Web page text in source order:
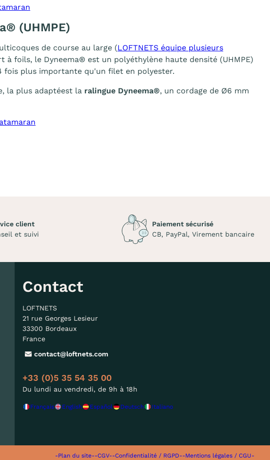
(UHMPE)
de course au large (LOFTNETS équipe plusieurs
à foils, le Dyneema® est un polyéthylène haute densité (UHMPE)
fois plus importante qu'un filet en polyester.
la plus adaptéest la ralingue Dyneema®, un cordage de Ø6 mm
client
et suivi
Paiement sécurisé
CB, PayPal, Virement bancaire
Contact
LOFTNETS
21 rue Georges Lesieur
33300 Bordeaux
France
contact@loftnets.com
+33 (0)5 35 54 35 00
Du lundi au vendredi, de 9h à 18h
Français English Español Deutsch Italiano
-Plan du site--CGV--Confidentialité / RGPD--Mentions légales / CGU-